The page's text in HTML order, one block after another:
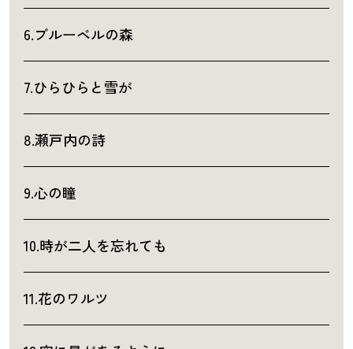
6.ブルーベルの森
7.ひらひらと雪が
8.瀬戸内の詩
9.心の瞳
10.時が二人を忘れても
11.花のワルツ